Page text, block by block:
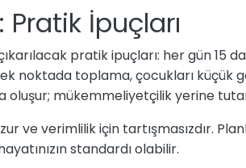
Pratik İpuçları
pratik ipuçları: her gün 15
noktada toplama, çocukları küçük
oluşur; mükemmeliyetçilik yerine
ve verimlilik için tartışmasızdır.
standardı olabilir.